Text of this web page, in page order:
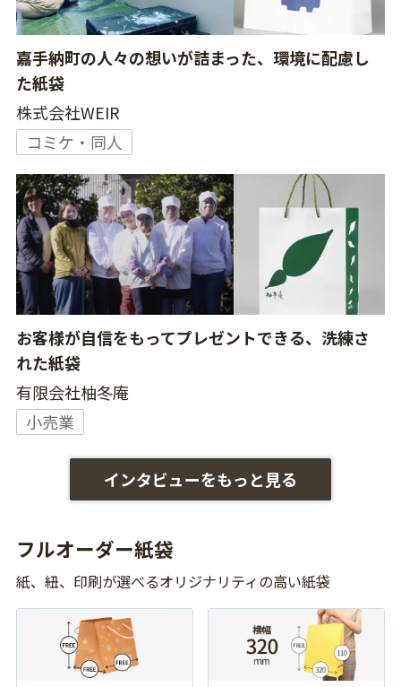
嘉手納町の人々の想いが詰まった、環境に配慮し
た紙袋
株式会社WEIR
コミケ・同人
お客様が自信をもってプレゼントできる、洗練さ
れた紙袋
有限会社柚冬庵
小売業
インタビューをもっと見る
フルオーダー紙袋
紙、紐、印刷が選べるオリジナリティの高い紙袋